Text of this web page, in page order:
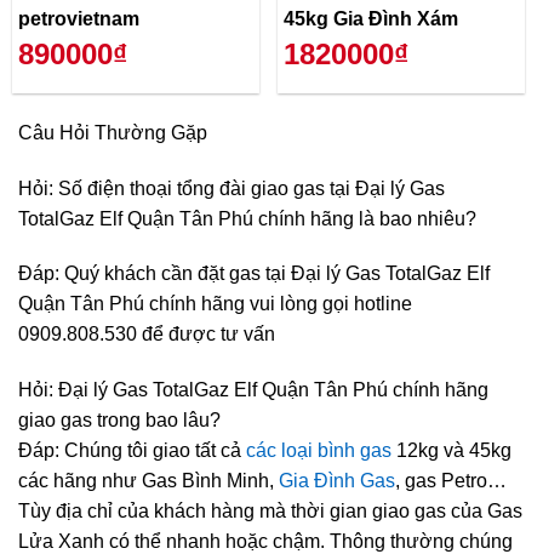
petrovietnam
890000₫
45kg Gia Đình Xám
1820000₫
Câu Hỏi Thường Gặp
Hỏi: Số điện thoại tổng đài giao gas tại Đại lý Gas
TotalGaz Elf Quận Tân Phú chính hãng là bao nhiêu?
Đáp: Quý khách cần đặt gas tại Đại lý Gas TotalGaz Elf
Quận Tân Phú chính hãng vui lòng gọi hotline
0909.808.530 để được tư vấn
Hỏi: Đại lý Gas TotalGaz Elf Quận Tân Phú chính hãng
giao gas trong bao lâu?
Đáp: Chúng tôi giao tất cả các loại bình gas 12kg và 45kg
các hãng như Gas Bình Minh, Gia Đình Gas, gas Petro…
Tùy địa chỉ của khách hàng mà thời gian giao gas của Gas
Lửa Xanh có thể nhanh hoặc chậm. Thông thường chúng